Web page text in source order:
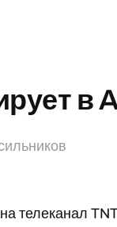
в
телеканал